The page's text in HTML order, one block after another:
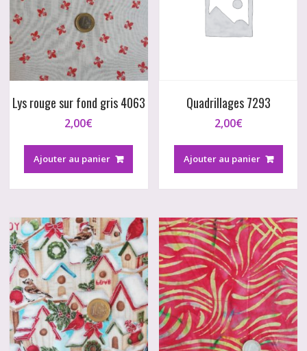
Lys rouge sur fond gris 4063
2,00€
Ajouter au panier
Quadrillages 7293
2,00€
Ajouter au panier